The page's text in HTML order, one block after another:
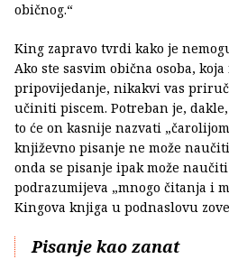
običnog.“
King zapravo tvrdi kako je
Ako ste sasvim obična osoba,
pripovijedanje, nikakvi vas
učiniti piscem. Potreban je,
to će on kasnije nazvati
književno pisanje ne može
onda se pisanje ipak može
podrazumijeva „mnogo čitanja i
Kingova knjiga u podnaslovu zove
Pisanje kao zanat